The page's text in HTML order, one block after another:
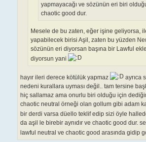
yapmayacağı ve sözünün eri biri
chaotic good dur.
Mesele de bu zaten, eğer işine geliyorsa,
yapabilecek birisi Aşil, zaten bu yüzden
sözünün eri diyorsan başına bir Lawful
diyorsun yani
hayır ileri derece kötülük yapmaz
ayrıca
nedeni kurallara uyması değil.. tam tersine
hiç sallamaz ama onurlu biri olduğu için
chaotic neutral örneği olan gollum gibi adam
bir derdi varsa düello teklif edip sizi öyle
da aşil le birebir aynıdır ve chaotic good dur.
lawful neutral ve chaotic good arasında gidip